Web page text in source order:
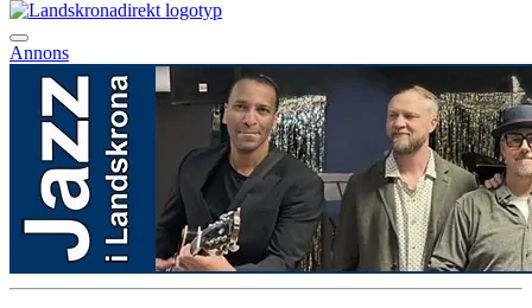
Annons